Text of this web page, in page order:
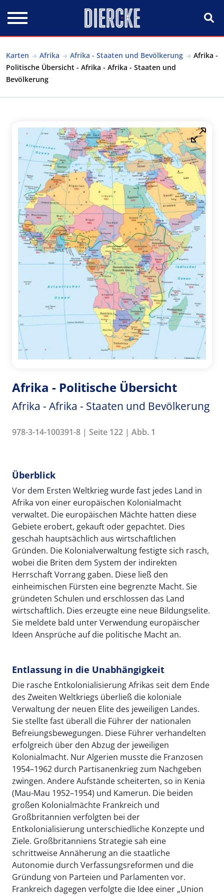
Karten Afrika Afrika - Staaten und Bevölkerung
Afrika -
Politische Übersicht - Afrika - Afrika - Staaten und
Bevölkerung
Afrika - Politische Übersicht
Afrika - Afrika - Staaten und Bevölkerung
978-3-14-100391-8 | Seite 122 | Abb. 1
Überblick
Vor dem Ersten Weltkrieg wurde fast jedes Land in
Afrika von einer europäischen Kolonialmacht
verwaltet. Die europäischen Mächte hatten diese
Gebiete erobert, gekauft oder gepachtet. Dies
geschah hauptsächlich aus wirtschaftlichen
Gründen. Die Kolonialverwaltung festigte sich rasch,
wobei die Briten dem System der indirekten
Herrschaft Vorrang gaben. Diese ließ den
einheimischen Fürsten eine begrenzte Macht. Sie
gründeten Schulen und erschlossen das Land
wirtschaftlich. Dies erzeugte eine neue Bildungselite.
Sie meldete bald unter Verwendung europäischer
Ideen Ansprüche auf die politische Macht an.
Entlassung in die Unabhängigkeit
Die rasche Entkolonialisierung Afrikas seit dem Ende
des Zweiten Weltkriegs überließ die koloniale
Verwaltung der neuen Elite des jeweiligen Landes.
Sie stellte fast überall die Führer der nationalen
Befreiungsbewegungen. Diese Führer verhandelten
erfolgreich über den Abzug der jeweiligen
Kolonialmacht. Nur Algerien musste die Franzosen
1954–1962 durch Partisanenkrieg zum Nachgeben
zwingen. Andere Aufstände scheiterten, so in Kenia
(Mau-Mau 1952–1954) und Kamerun. Die beiden
großen Kolonialmächte Frankreich und
Großbritannien verfolgten bei der
Entkolonialisierung unterschiedliche Konzepte und
Ziele. Großbritanniens Strategie sah eine
schrittweise Annäherung an die staatliche
Autonomie durch Verfassungsreformen und die
Gründung von Parteien und Parlamenten vor.
Frankreich dagegen verfolgte die Idee einer „Union